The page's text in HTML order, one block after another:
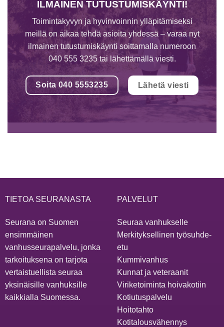
ILMAINEN TUTUSTUMISKÄYNTI!
Toimintakyvyn ja hyvinvoinnin ylläpitämiseksi
meillä on aikaa tehdä asioita yhdessä – varaa nyt
ilmainen tutustumiskäynti soittamalla numeroon
040 555 3235 tai lähettämällä viesti.
Soita 040 5553235 Lähetä viesti
TIETOA SEURANASTA
Seurana on Suomen
ensimmäinen
vanhusseurapalvelu, jonka
tarkoituksena on tarjota
vertaistuellista seuraa
yksinäisille vanhuksille
kaikkialla Suomessa.
PALVELUT
Seuraa vanhukselle
Merkityksellinen työsuhde-
etu
Kummivanhus
Kunnat ja veteraanit
Viriketoiminta hoivakotiin
Kotiutuspalvelu
Hoitotahto
Kotitalousvähennys